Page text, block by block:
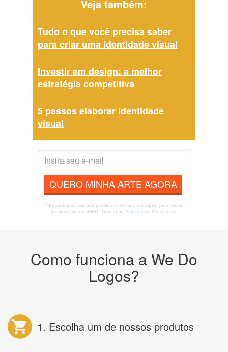
Veja também:
Tudo o que você precisa saber
para criar uma identidade visual
Investir em design: a melhor
estratégia competitiva
5 passos elaborar identidade
visual
QUERO MINHA ARTE AGORA
* Prometemos não compartilhar e utilizar seus dados para enviar
qualquer tipo de SPAM. Confira as Políticas de Privacidade.
Como funciona a We Do
Logos?
1. Escolha um de nossos produtos